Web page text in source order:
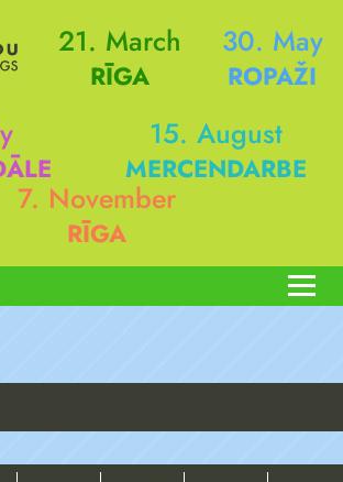
21. March
RĪGA
30. May
ROPAŽI
15. August
MERCENDARBE
7. November
RĪGA